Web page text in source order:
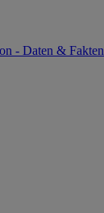
- Daten & Fakten